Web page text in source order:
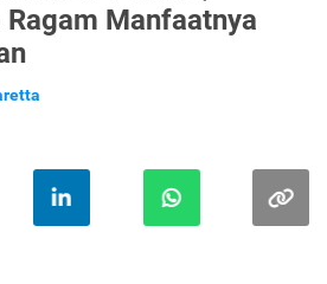
Ragam Manfaatnya